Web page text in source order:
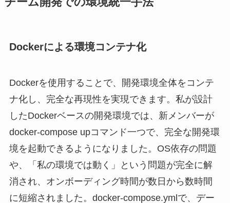
Dockerによる環境コンテナ化
Dockerを使用することで、開発環境全体をコンテ
ナ化し、完全な再現性を実現できます。私が設計
したDockerベースの開発環境では、新メンバーが
docker-compose upコマンド一つで、完全な開発環
境を起動できるようになりました。OS依存の問題
や、「私の環境では動く」という問題が完全に解
消され、オンボーディング時間が数日から数時間
に短縮されました。docker-compose.ymlで、デー